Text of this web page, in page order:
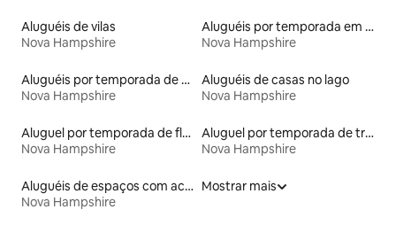
Aluguéis de vilas
Nova Hampshire
Aluguéis por temporada em resorts
Nova Hampshire
Aluguéis por temporada de celeiros
Nova Hampshire
Aluguéis de casas no lago
Nova Hampshire
Aluguel por temporada de flats
Nova Hampshire
Aluguel por temporada de trailers
Nova Hampshire
Aluguéis de espaços com acesso direto a pistas de esqui
Nova Hampshire
Mostrar mais